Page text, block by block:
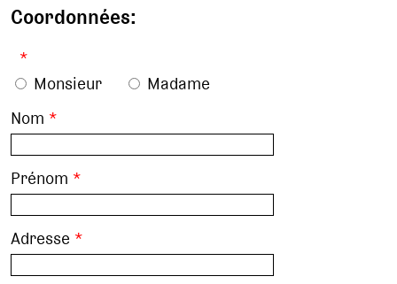
Coordonnées:
*
Monsieur
Madame
Nom *
Prénom *
Adresse *